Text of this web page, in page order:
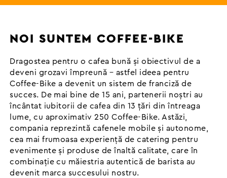
NOI SUNTEM COFFEE-BIKE
Dragostea pentru o cafea bună și obiectivul de a
deveni grozavi împreună – astfel ideea pentru
Coffee-Bike a devenit un sistem de franciză de
succes. De mai bine de 15 ani, partenerii noștri au
încântat iubitorii de cafea din 13 țări din întreaga
lume, cu aproximativ 250 Coffee-Bike. Astăzi,
compania reprezintă cafenele mobile și autonome,
cea mai frumoasa experiență de catering pentru
evenimente și produse de înaltă calitate, care în
combinație cu măiestria autentică de barista au
devenit marca succesului nostru.